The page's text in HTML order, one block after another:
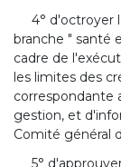
4° d'octroyer
branche " santé
cadre de
les limites des
correspondante
gestion, et
Comité général
5°